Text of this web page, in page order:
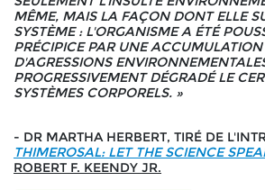
MÊME, MAIS LA FAÇON DONT ELLE
SYSTÈME : L'ORGANISME A ÉTÉ
PRÉCIPICE PAR UNE
D'AGRESSIONS
PROGRESSIVEMENT DÉGRADÉ LE
SYSTÈMES CORPORELS. »
- DR MARTHA HERBERT, TIRÉ DE
THIMEROSAL: LET THE SCIENCE
ROBERT F. KEENDY JR.